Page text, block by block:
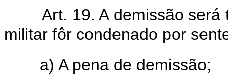
Art. 19. A demissão
militar fôr condenado por
a) A pena de demissão;